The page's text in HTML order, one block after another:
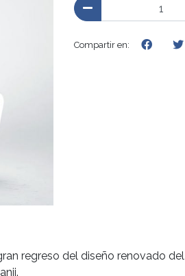
Compartir en:
regreso del diseño renovado